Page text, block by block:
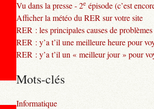
Vu dans la presse - 2e épisode (c’est
Afficher la météo du RER sur votre site
RER : les principales causes de problèmes
RER : y’a t’il une meilleure heure pour
RER : y’a t’il un « meilleur jour » pour
Mots-clés
Informatique